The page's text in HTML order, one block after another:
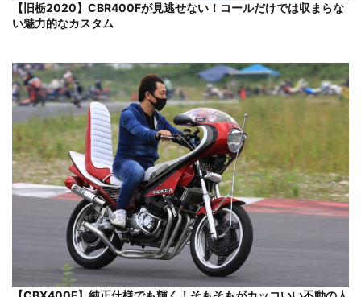
【旧栃2020】CBR400Fが見逃せない！コールだけでは収まらな
い魅力的なカスタム